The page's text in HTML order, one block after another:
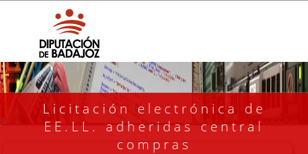
Licitación electrónica de
EE.LL. adheridas central
compras